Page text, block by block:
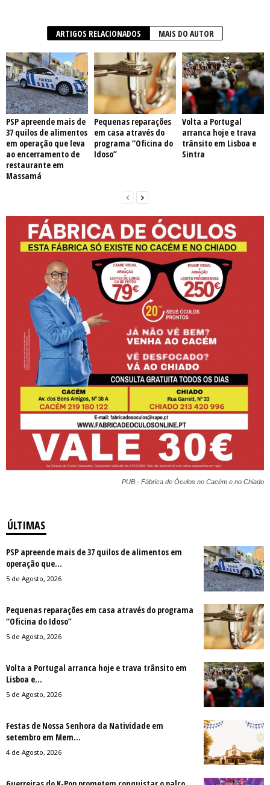
ARTIGOS RELACIONADOS MAIS DO AUTOR
PSP apreende mais de
37 quilos de alimentos
em operação que leva
ao encerramento de
restaurante em
Massamá
Pequenas reparações
em casa através do
programa “Oficina do
Idoso”
Volta a Portugal
arranca hoje e trava
trânsito em Lisboa e
Sintra
PUB - Fábrica de Óculos no Cacém e no Chiado
ÚLTIMAS
PSP apreende mais de 37 quilos de alimentos em
operação que...
5 de Agosto, 2026
Pequenas reparações em casa através do programa
“Oficina do Idoso”
5 de Agosto, 2026
Volta a Portugal arranca hoje e trava trânsito em
Lisboa e...
5 de Agosto, 2026
Festas de Nossa Senhora da Natividade em
setembro em Mem...
4 de Agosto, 2026